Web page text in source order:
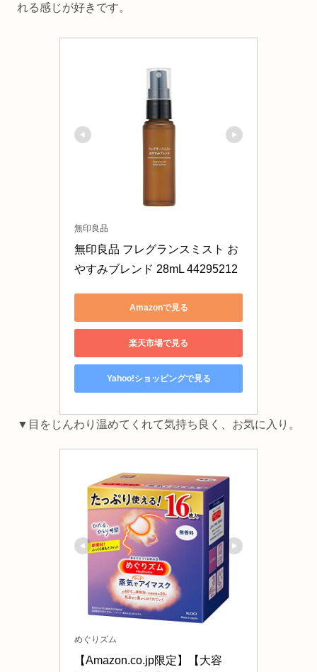
れる感じが好きです。
無印良品
無印良品 フレグランスミスト お
やすみブレンド 28mL 44295212
Amazonで見る
楽天市場で見る
Yahoo!ショッピングで見る
▼目をじんわり温めてくれて気持ち良く、お気に入り。
めぐりズム
【Amazon.co.jp限定】【大容